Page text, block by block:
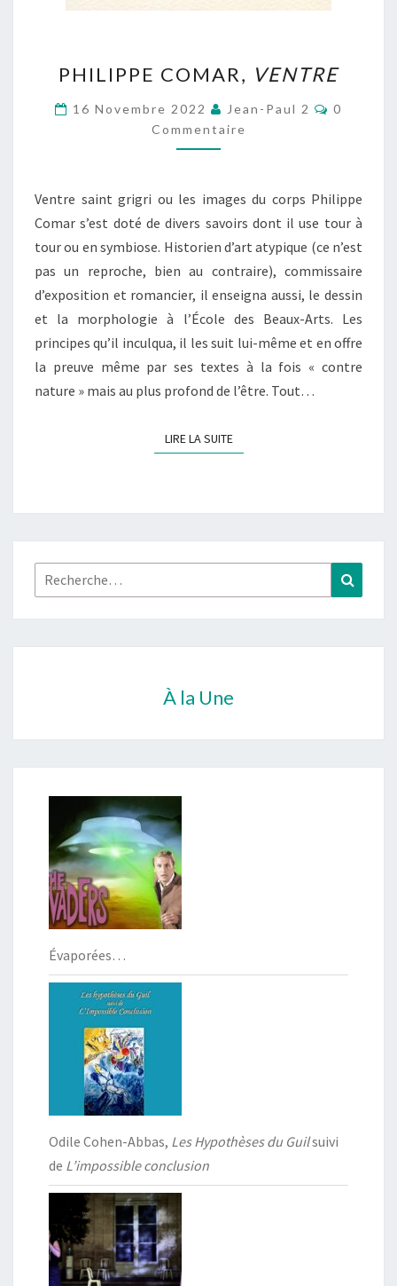
COMAR,
VENTRE
PHILIPPE COMAR, VENTRE
16 Novembre 2022 Jean-Paul 2
0
Commentaire
Ventre saint grigri ou les images du corps Philippe
Comar s’est doté de divers savoirs dont il use tour à
tour ou en symbiose. Historien d’art atypique (ce n’est
pas un reproche, bien au contraire), commissaire
d’exposition et romancier, il enseigna aussi, le dessin
et la morphologie à l’École des Beaux-Arts. Les
principes qu’il inculqua, il les suit lui-même et en offre
la preuve même par ses textes à la fois « contre
nature » mais au plus profond de l’être. Tout…
LIRE LA SUITELIRE LA SUITE
Rechercher :
À la Une
Évaporées…
Odile Cohen-Abbas, Les Hypothèses du Guilsuivi
de L’impossible conclusion